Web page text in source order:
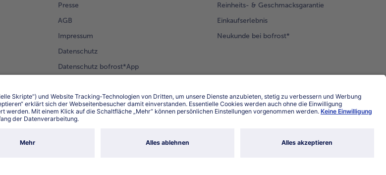
Presse
AGB
Impressum
Datenschutz
Datenschutz bofrost*App
Reinheits- & Geschmacksgarantie
Einkaufserlebnis
Neukunde bei bofrost*